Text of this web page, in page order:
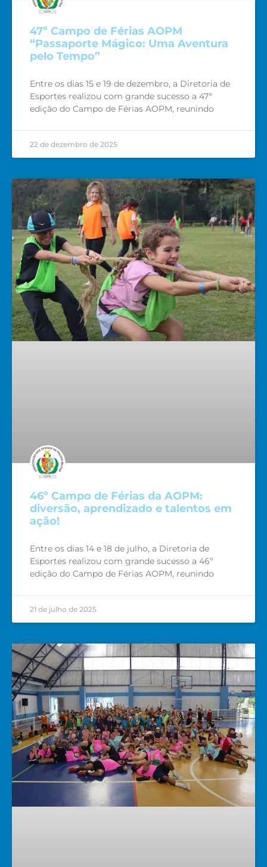
47º Campo de Férias AOPM
“Passaporte Mágico: Uma Aventura
pelo Tempo”
Entre os dias 15 e 19 de dezembro, a Diretoria de
Esportes realizou com grande sucesso a 47ª
edição do Campo de Férias AOPM, reunindo
22 de dezembro de 2025
46º Campo de Férias da AOPM:
diversão, aprendizado e talentos em
ação!
Entre os dias 14 e 18 de julho, a Diretoria de
Esportes realizou com grande sucesso a 46º
edição do Campo de Férias AOPM, reunindo
21 de julho de 2025